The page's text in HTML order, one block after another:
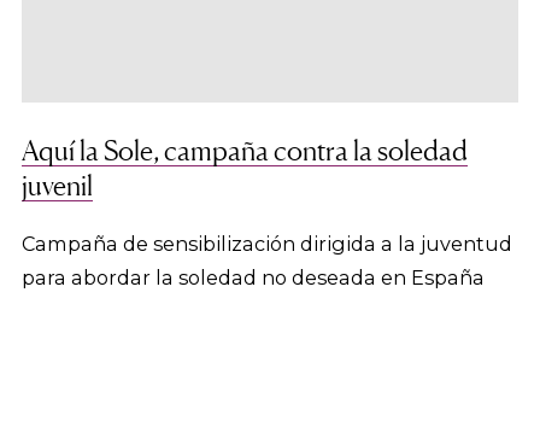
Aquí la Sole, campaña contra la soledad
juvenil
Campaña de sensibilización dirigida a la juventud
para abordar la soledad no deseada en España